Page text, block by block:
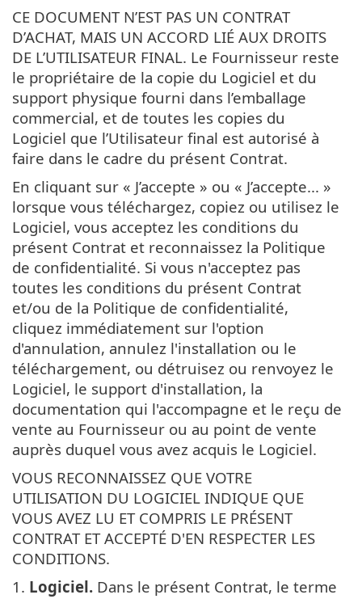
CE DOCUMENT N’EST PAS UN CONTRAT
D’ACHAT, MAIS UN ACCORD LIÉ AUX DROITS
DE L’UTILISATEUR FINAL. Le Fournisseur reste
le propriétaire de la copie du Logiciel et du
support physique fourni dans l’emballage
commercial, et de toutes les copies du
Logiciel que l’Utilisateur final est autorisé à
faire dans le cadre du présent Contrat.
En cliquant sur « J’accepte » ou « J’accepte... »
lorsque vous téléchargez, copiez ou utilisez le
Logiciel, vous acceptez les conditions du
présent Contrat et reconnaissez la Politique
de confidentialité. Si vous n'acceptez pas
toutes les conditions du présent Contrat
et/ou de la Politique de confidentialité,
cliquez immédiatement sur l'option
d'annulation, annulez l'installation ou le
téléchargement, ou détruisez ou renvoyez le
Logiciel, le support d'installation, la
documentation qui l'accompagne et le reçu de
vente au Fournisseur ou au point de vente
auprès duquel vous avez acquis le Logiciel.
VOUS RECONNAISSEZ QUE VOTRE
UTILISATION DU LOGICIEL INDIQUE QUE
VOUS AVEZ LU ET COMPRIS LE PRÉSENT
CONTRAT ET ACCEPTÉ D'EN RESPECTER LES
CONDITIONS.
1. Logiciel. Dans le présent Contrat, le terme